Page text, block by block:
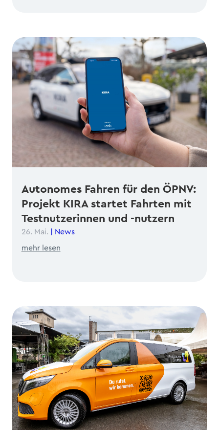
Autonomes Fahren für den ÖPNV:
Projekt KIRA startet Fahrten mit
Testnutzerinnen und -nutzern
26. Mai. News
mehr lesen